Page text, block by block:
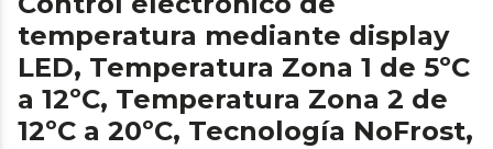
temperatura mediante display
LED, Temperatura Zona 1 de 5ºC
a 12ºC, Temperatura Zona 2 de
12ºC a 20ºC, Tecnología NoFrost,